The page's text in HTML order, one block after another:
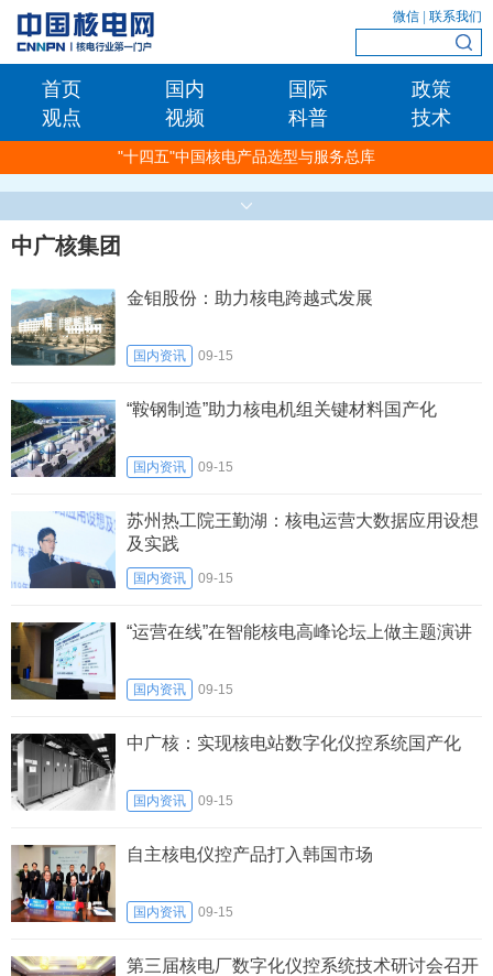
微信 联系我们
首页 国内 国际
政策
观点
视频 科普 技术
"十四五"中国核电产品选型与服务总库
中广核集团
金钼股份：助力核电跨越式发展
国内资讯 09-15
“鞍钢制造”助力核电机组关键材料国产化
国内资讯 09-15
苏州热工院王勤湖：核电运营大数据应用设想
及实践
国内资讯 09-15
“运营在线”在智能核电高峰论坛上做主题演讲
国内资讯 09-15
中广核：实现核电站数字化仪控系统国产化
国内资讯 09-15
自主核电仪控产品打入韩国市场
国内资讯 09-15
第三届核电厂数字化仪控系统技术研讨会召开